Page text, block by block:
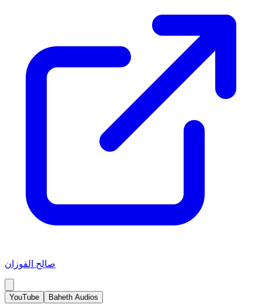
صالح الفوزان
YouTube Baheth Audios